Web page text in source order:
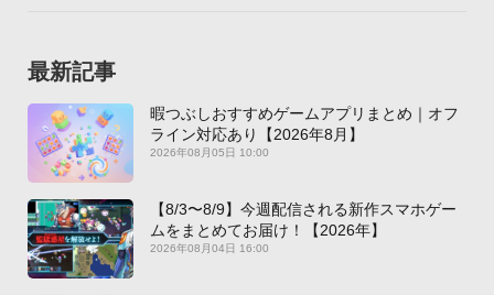
最新記事
暇つぶしおすすめゲームアプリまとめ｜オフ
ライン対応あり【2026年8月】
2026年08月05日 10:00
【8/3〜8/9】今週配信される新作スマホゲー
ムをまとめてお届け！【2026年】
2026年08月04日 16:00